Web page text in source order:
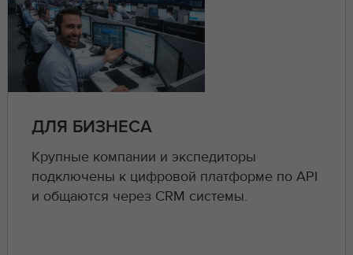
ДЛЯ БИЗНЕСА
Крупные компании и экспедиторы
подключены к цифровой платформе по API
и общаются через CRM системы.